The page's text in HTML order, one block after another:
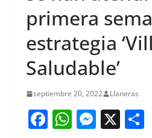
primera
estrategia
Saludable’
septiembre 20, 2022 Llaneras
F W M X S